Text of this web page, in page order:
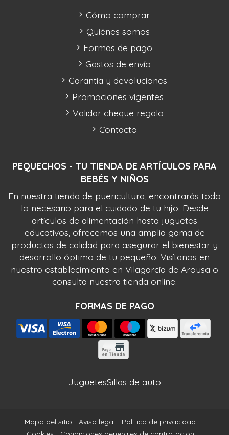
PEQUECHOS - TU TIENDA DE ARTÍCULOS PARA
BEBÉS Y NIÑOS
En nuestra tienda de puericultura, encontrarás todo
lo necesario para el cuidado de tu hijo. Desde
artículos de alimentación hasta juguetes
educativos, ofrecemos una amplia gama de
productos de calidad para asegurar el bienestar y
desarrollo óptimo de tu pequeño. Visítanos en
nuestro establecimiento en Vilagarcía de Arousa o
consulta nuestra tienda online.
FORMAS DE PAGO
Cómo comprar
Quiénes somos
Formas de pago
Gastos de envío
Garantía y devoluciones
Promociones vigentes
Validar cheque regalo
Contacto
JuguetesSillas de auto
Mapa del sitio - Aviso legal - Política de privacidad -